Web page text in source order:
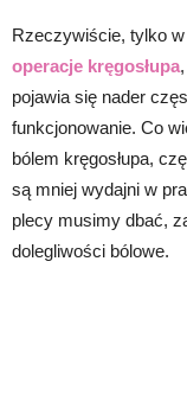
Rzeczywiście, tylko
operacje kręgosłupa
pojawia się nader
funkcjonowanie. Co
bólem kręgosłupa,
są mniej wydajni w
plecy musimy dbać,
dolegliwości bólowe.